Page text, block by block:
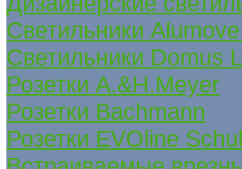
Светильники
Светильники Domus
Розетки A.&H.Meyer
Розетки Bachmann
Розетки EVOline